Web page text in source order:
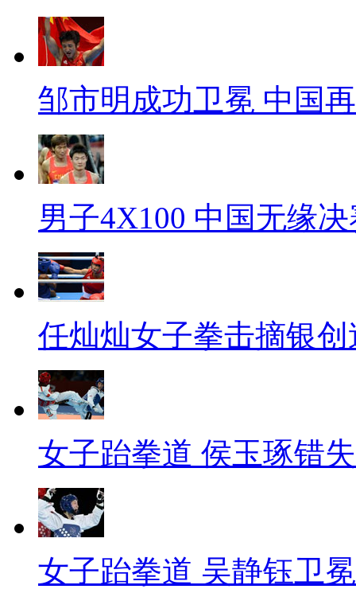
邹市明成功卫冕 中国
男子4X100 中国无缘
任灿灿女子拳击摘银
女子跆拳道 侯玉琢错
女子跆拳道 吴静钰卫冕